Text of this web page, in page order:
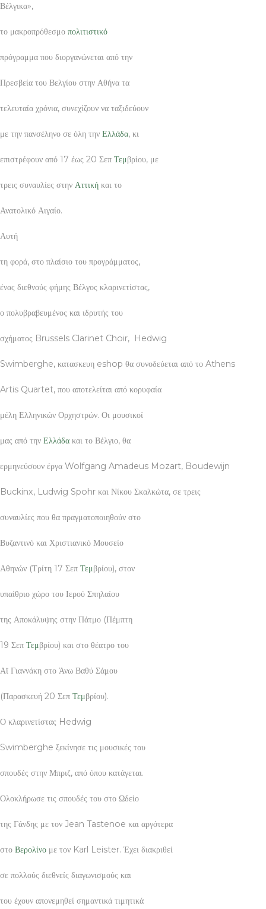
Βέλγικα»,
το μακροπρόθεσμο πολιτιστικό
πρόγραμμα που διοργανώνεται από την
Πρεσβεία του Βελγίου στην Αθήνα τα
τελευταία χρόνια, συνεχίζουν να ταξιδεύουν
με την πανσέληνο σε όλη την Ελλάδα, κι
επιστρέφουν από 17 έως 20 Σεπ Τεμβρίου, με
τρεις συναυλίες στην Αττική και το
Ανατολικό Αιγαίο.
Αυτή
τη φορά, στο πλαίσιο του προγράμματος,
ένας διεθνούς φήμης Βέλγος κλαρινετίστας,
ο πολυβραβευμένος και ιδρυτής του
σχήματος Brussels Clarinet Choir, Hedwig
Swimberghe, κατασκευη eshop θα συνοδεύεται από το Athens
Artis Quartet, που αποτελείται από κορυφαία
μέλη Ελληνικών Ορχηστρών. Οι μουσικοί
μας από την Ελλάδα και το Βέλγιο, θα
ερμηνεύσουν έργα Wolfgang Amadeus Mozart, Boudewijn
Buckinx, Ludwig Spohr και Νίκου Σκαλκώτα, σε τρεις
συναυλίες που θα πραγματοποιηθούν στο
Βυζαντινό και Χριστιανικό Μουσείο
Αθηνών (Τρίτη 17 Σεπ Τεμβρίου), στον
υπαίθριο χώρο του Ιερού Σπηλαίου
της Αποκάλυψης στην Πάτμο (Πέμπτη
19 Σεπ Τεμβρίου) και στο θέατρο του
Αϊ Γιαννάκη στο Άνω Βαθύ Σάμου
(Παρασκευή 20 Σεπ Τεμβρίου).
Ο κλαρινετίστας Hedwig
Swimberghe ξεκίνησε τις μουσικές του
σπουδές στην Μπριζ, από όπου κατάγεται.
Ολοκλήρωσε τις σπουδές του στο Ωδείο
της Γάνδης με τον Jean Tastenoe και αργότερα
στο Βερολίνο με τον Karl Leister. Έχει διακριθεί
σε πολλούς διεθνείς διαγωνισμούς και
του έχουν απονεμηθεί σημαντικά τιμητικά